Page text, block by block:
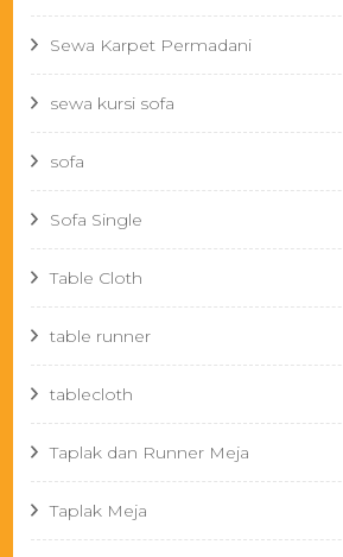
Sewa Karpet Permadani
sewa kursi sofa
sofa
Sofa Single
Table Cloth
table runner
tablecloth
Taplak dan Runner Meja
Taplak Meja